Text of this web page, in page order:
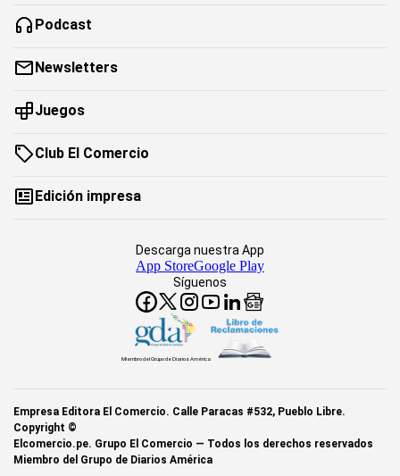
Podcast
Newsletters
Juegos
Club El Comercio
Edición impresa
Síguenos
Descarga nuestra App
App StoreGoogle Play
Miembro del Grupo de Diarios América
Empresa Editora El Comercio. Calle Paracas #532, Pueblo Libre.
Copyright ©
Elcomercio.pe. Grupo El Comercio — Todos los derechos reservados
Miembro del Grupo de Diarios América